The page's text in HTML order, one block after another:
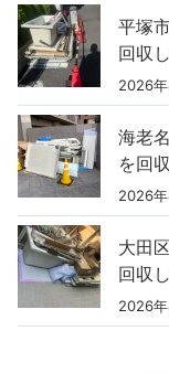
平塚
回収
2026
海老
を回
2026
大田
回収
2026